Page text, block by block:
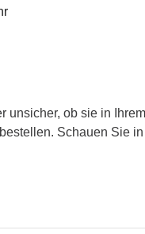
ob sie in
bestellen. Schauen Sie